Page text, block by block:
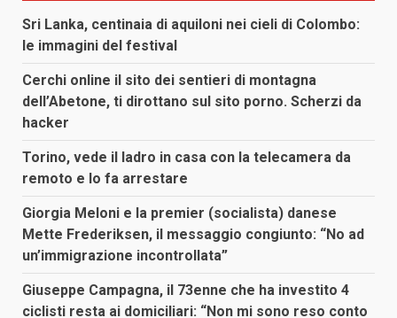
Sri Lanka, centinaia di aquiloni nei cieli di Colombo:
le immagini del festival
Cerchi online il sito dei sentieri di montagna
dell’Abetone, ti dirottano sul sito porno. Scherzi da
hacker
Torino, vede il ladro in casa con la telecamera da
remoto e lo fa arrestare
Giorgia Meloni e la premier (socialista) danese
Mette Frederiksen, il messaggio congiunto: “No ad
un’immigrazione incontrollata”
Giuseppe Campagna, il 73enne che ha investito 4
ciclisti resta ai domiciliari: “Non mi sono reso conto